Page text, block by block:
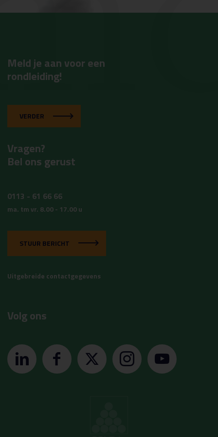
Meld je aan voor een
rondleiding!
VERDER
Vragen?
Bel ons gerust
0113 - 61 66 66
ma. tm vr. 8.00 - 17.00 u
STUUR BERICHT
Uitgebreide contactgegevens
Volg ons